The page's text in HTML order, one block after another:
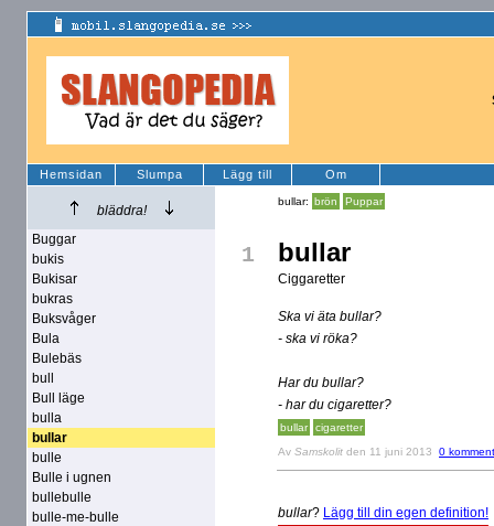
Hemsidan Slumpa Lägg till Om
bläddra!
Buggar
bukis
Bukisar
bukras
Buksvåger
Bula
Bulebäs
bull
Bull läge
bulla
bullar
bulle
Bulle i ugnen
bullebulle
bulle-me-bulle
bullar: brön Puppar
1 bullar
Ciggaretter
Ska vi äta bullar?
- ska vi röka?
Har du bullar?
- har du cigaretter?
bullar cigaretter
Av Samskolit den 11 juni 2013 0
bullar? Lägg till din egen definition!